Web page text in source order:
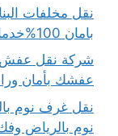
نقل مخلفات
بامان 100%خدمات سريعة 24ساعة
عفشك بأمان
نوم بالرياض